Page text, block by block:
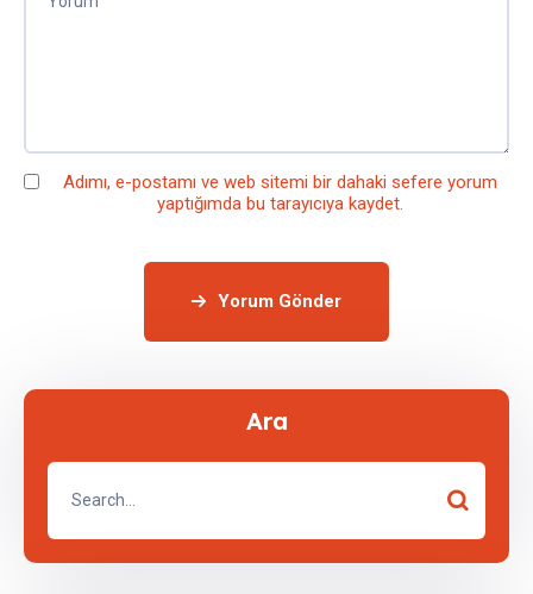
Adımı, e-postamı ve web sitemi bir dahaki sefere yorum
yaptığımda bu tarayıcıya kaydet.
Yorum Gönder
Ara